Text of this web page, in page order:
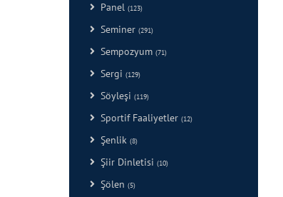
Panel (123)
Seminer (291)
Sempozyum (71)
Sergi (129)
Söyleşi (119)
Sportif Faaliyetler (12)
Şenlik (8)
Şiir Dinletisi (10)
Şölen (5)